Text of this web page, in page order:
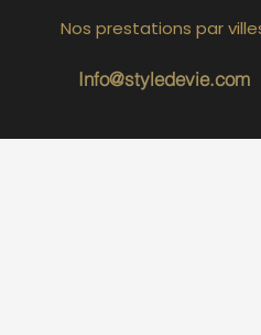
Info@styledevie.com
Nos prestations par